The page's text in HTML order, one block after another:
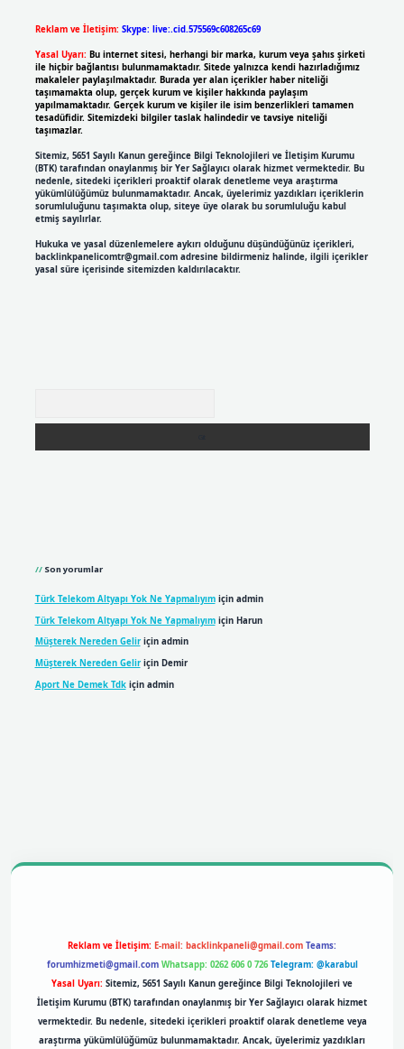
Reklam ve İletişim: Skype: live:.cid.575569c608265c69
Yasal Uyarı: Bu internet sitesi, herhangi bir marka, kurum veya şahıs şirketi
ile hiçbir bağlantısı bulunmamaktadır. Sitede yalnızca kendi hazırladığımız
makaleler paylaşılmaktadır. Burada yer alan içerikler haber niteliği
taşımamakta olup, gerçek kurum ve kişiler hakkında paylaşım
yapılmamaktadır. Gerçek kurum ve kişiler ile isim benzerlikleri tamamen
tesadüfidir. Sitemizdeki bilgiler taslak halindedir ve tavsiye niteliği
taşımazlar.
Sitemiz, 5651 Sayılı Kanun gereğince Bilgi Teknolojileri ve İletişim Kurumu
(BTK) tarafından onaylanmış bir Yer Sağlayıcı olarak hizmet vermektedir. Bu
nedenle, sitedeki içerikleri proaktif olarak denetleme veya araştırma
yükümlülüğümüz bulunmamaktadır. Ancak, üyelerimiz yazdıkları içeriklerin
sorumluluğunu taşımakta olup, siteye üye olarak bu sorumluluğu kabul
etmiş sayılırlar.
Hukuka ve yasal düzenlemelere aykırı olduğunu düşündüğünüz içerikleri,
backlinkpanelicomtr@gmail.comadresine bildirmeniz halinde, ilgili içerikler
yasal süre içerisinde sitemizden kaldırılacaktır.
Son yorumlar
Türk Telekom Altyapı Yok Ne Yapmalıyımiçin admin
Türk Telekom Altyapı Yok Ne Yapmalıyımiçin Harun
Müşterek Nereden Geliriçin admin
Müşterek Nereden Geliriçin Demir
Aport Ne Demek Tdkiçin admin
Reklam ve İletişim: E-mail: backlinkpaneli@gmail.com Teams:
forumhizmeti@gmail.com Whatsapp: 0262 606 0 726 Telegram: @karabul
Yasal Uyarı: Sitemiz, 5651 Sayılı Kanun gereğince Bilgi Teknolojileri ve
İletişim Kurumu (BTK) tarafından onaylanmış bir Yer Sağlayıcı olarak hizmet
vermektedir. Bu nedenle, sitedeki içerikleri proaktif olarak denetleme veya
araştırma yükümlülüğümüz bulunmamaktadır. Ancak, üyelerimiz yazdıkları